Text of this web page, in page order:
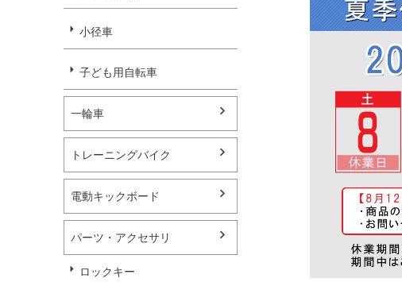
小径車
子ども用自転車
一輪車
トレーニングバイク
電動キックボード
パーツ・アクセサリ
ロックキー
通勤・通学
子ども用
ノ
パーツ・アク
タイヤサイズで選
指定なし
22インチ
パーツを選ぶ
パーツ・アク
サドルカバー
チャイルドシ